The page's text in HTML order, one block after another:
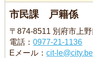
市民課 戸籍係
〒874-8511 別府市上
電話：0977-21-1136
Eメール：cit-